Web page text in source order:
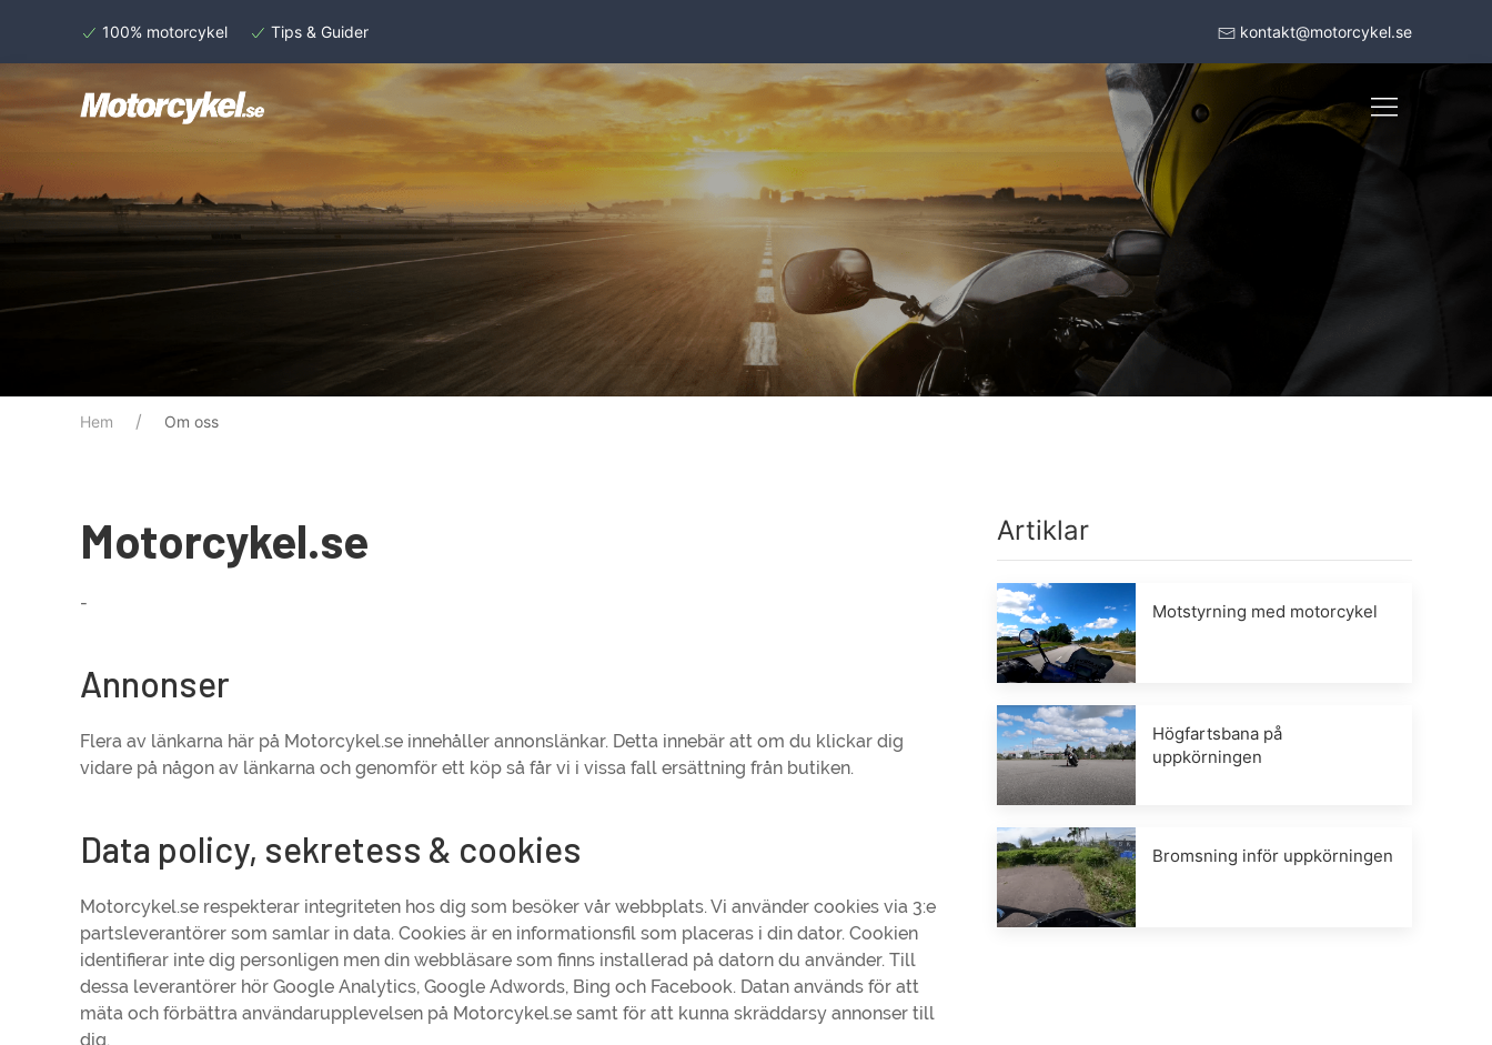
100% motorcykel Tips & Guider kontakt@motorcykel.se
Hem Om oss
Motorcykel.se
-
Annonser
Flera av länkarna här på Motorcykel.se innehåller annonslänkar. Detta innebär att om du klickar dig
vidare på någon av länkarna och genomför ett köp så får vi i vissa fall ersättning från butiken.
Data policy, sekretess & cookies
Motorcykel.se respekterar integriteten hos dig som besöker vår webbplats. Vi använder cookies via 3:e
partsleverantörer som samlar in data. Cookies är en informationsfil som placeras i din dator. Cookien
identifierar inte dig personligen men din webbläsare som finns installerad på datorn du använder. Till
dessa leverantörer hör Google Analytics, Google Adwords, Bing och Facebook. Datan används för att
mäta och förbättra användarupplevelsen på Motorcykel.se samt för att kunna skräddarsy annonser till
dig.
Artiklar
Motstyrning med motorcykel
Högfartsbana på
uppkörningen
Bromsning inför uppkörningen